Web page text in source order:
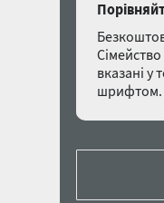
вказані у
шрифтом.